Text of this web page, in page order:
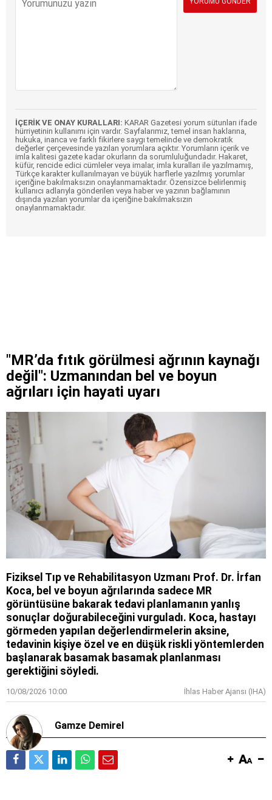
İÇERİK VE ONAY KURALLARI: KARAR Gazetesi yorum sütunları ifade
hürriyetinin kullanımı için vardır. Sayfalarımız, temel insan haklarına,
hukuka, inanca ve farklı fikirlere saygı temelinde ve demokratik
değerler çerçevesinde yazılan yorumlara açıktır. Yorumların içerik ve
imla kalitesi gazete kadar okurların da sorumluluğundadır. Hakaret,
küfür, rencide edici cümleler veya imalar, imla kuralları ile yazılmamış,
Türkçe karakter kullanılmayan ve büyük harflerle yazılmış yorumlar
içeriğine bakılmaksızın onaylanmamaktadır. Özensizce belirlenmiş
kullanıcı adlarıyla gönderilen veya haber ve yazının bağlamının
dışında yazılan yorumlar da içeriğine bakılmaksızın
onaylanmamaktadır.
"MR’da fıtık görülmesi ağrının kaynağı
değil": Uzmanından bel ve boyun
ağrıları için hayati uyarı
Fiziksel Tıp ve Rehabilitasyon Uzmanı Prof. Dr. İrfan
Koca, bel ve boyun ağrılarında sadece MR
görüntüsüne bakarak tedavi planlamanın yanlış
sonuçlar doğurabileceğini vurguladı. Koca, hastayı
görmeden yapılan değerlendirmelerin aksine,
tedavinin kişiye özel ve en düşük riskli yöntemlerden
başlanarak basamak basamak planlanması
gerektiğini söyledi.
10/08/2026 10:00 İhlas Haber Ajansı (IHA)
Gamze Demirel